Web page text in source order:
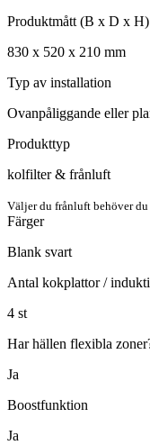
Produktmått (B x D x H)
830 x 520 x 210 mm
Typ av installation
Ovanpåliggande eller
Produkttyp
kolfilter & frånluft
Väljer du frånluft behöver
Färger
Blank svart
Antal kokplattor /
4 st
Har hällen flexibla
Ja
Boostfunktion
Ja